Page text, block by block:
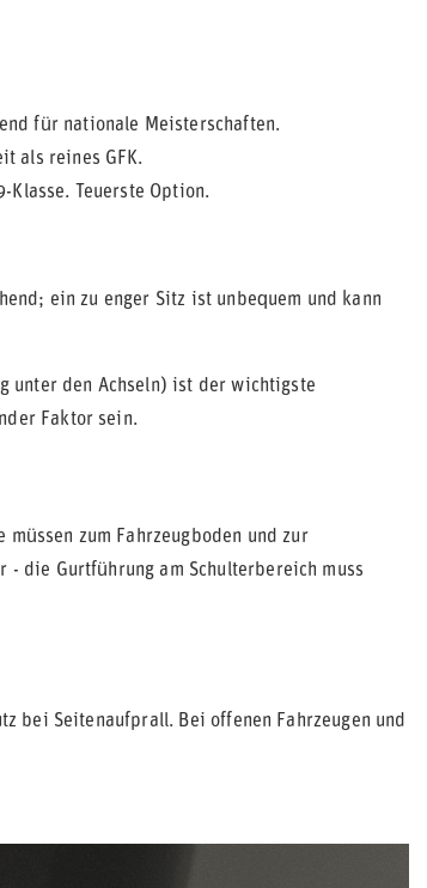
für nationale Meisterschaften.
als reines GFK.
Teuerste Option.
ein zu enger Sitz ist unbequem und kann
unter den Achseln) ist der wichtigste
Faktor sein.
zum Fahrzeugboden und zur
die Gurtführung am Schulterbereich muss
bei Seitenaufprall. Bei offenen Fahrzeugen und